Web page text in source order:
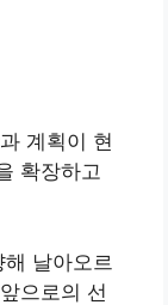
계획이 현
확장하고
날아오르
으로의 선